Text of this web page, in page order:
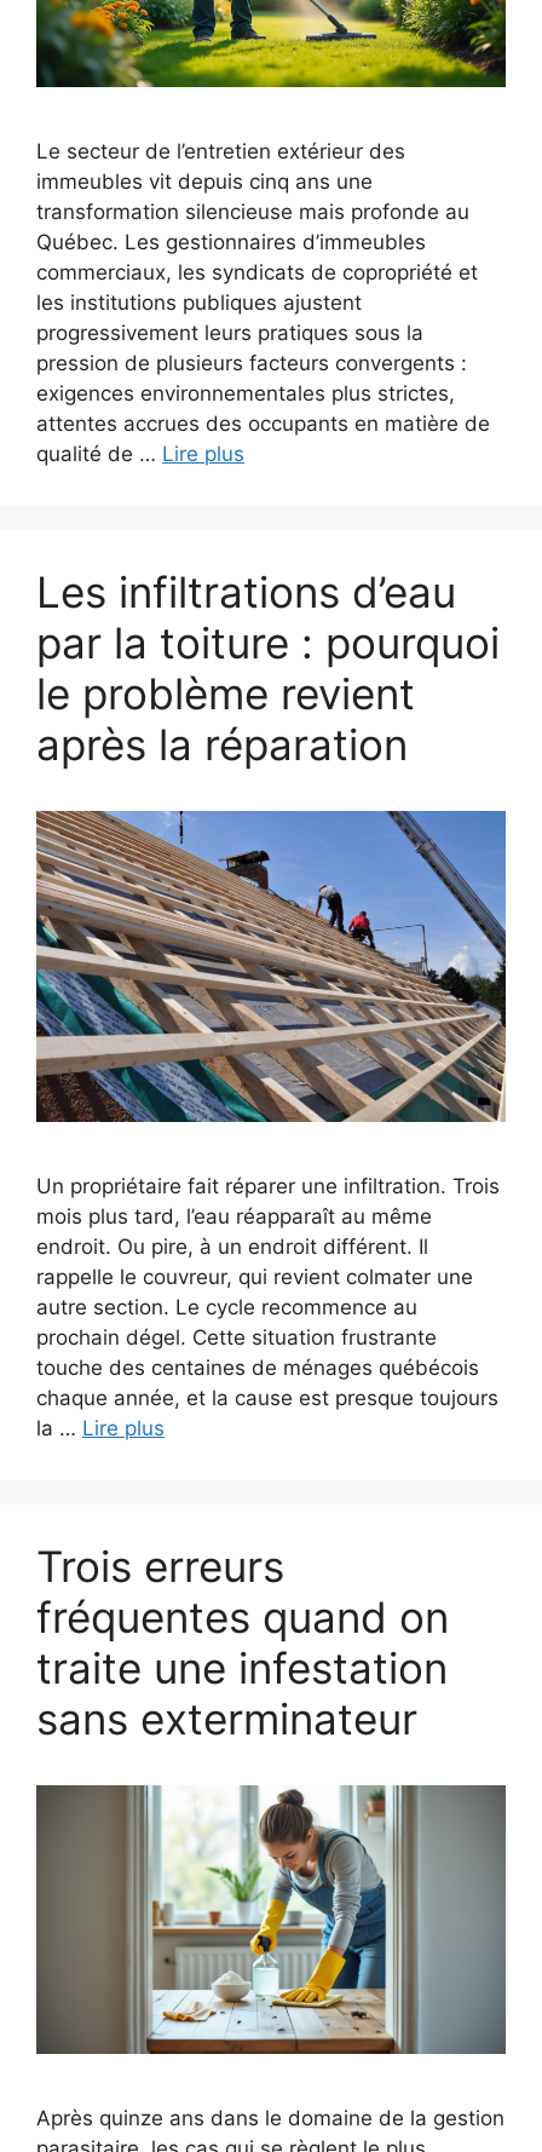
Le secteur de l’entretien extérieur des
immeubles vit depuis cinq ans une
transformation silencieuse mais profonde au
Québec. Les gestionnaires d’immeubles
commerciaux, les syndicats de copropriété et
les institutions publiques ajustent
progressivement leurs pratiques sous la
pression de plusieurs facteurs convergents :
exigences environnementales plus strictes,
attentes accrues des occupants en matière de
qualité de … Lire plus
Les infiltrations d’eau
par la toiture : pourquoi
le problème revient
après la réparation
Un propriétaire fait réparer une infiltration. Trois
mois plus tard, l’eau réapparaît au même
endroit. Ou pire, à un endroit différent. Il
rappelle le couvreur, qui revient colmater une
autre section. Le cycle recommence au
prochain dégel. Cette situation frustrante
touche des centaines de ménages québécois
chaque année, et la cause est presque toujours
la … Lire plus
Trois erreurs
fréquentes quand on
traite une infestation
sans exterminateur
Après quinze ans dans le domaine de la gestion